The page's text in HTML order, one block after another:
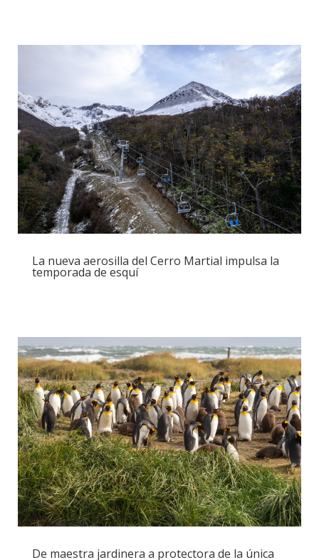
La nueva aerosilla del Cerro Martial impulsa la
temporada de esquí
De maestra jardinera a protectora de la única